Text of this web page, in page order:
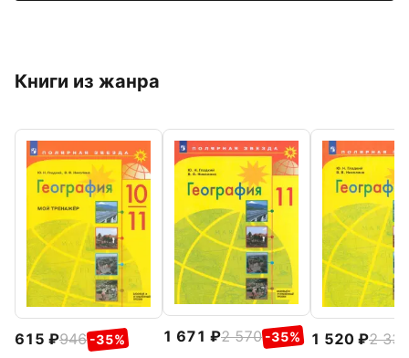
Книги из жанра
615 946 -35% 1 671 2 570 -35% 1 520
2 339